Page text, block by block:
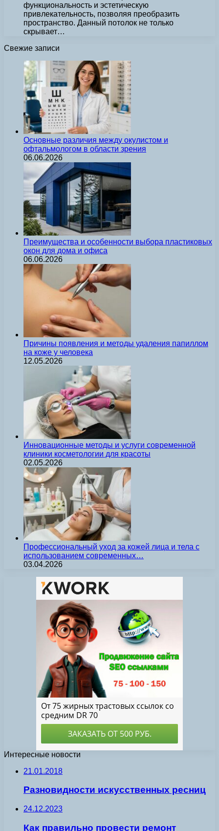
функциональность и эстетическую
привлекательность, позволяя преобразить
пространство. Данный потолок не только
скрывает…
Свежие записи
Основные различия между окулистом и
офтальмологом в области зрения
06.06.2026
Преимущества и особенности выбора пластиковых
окон для дома и офиса
06.06.2026
Причины появления и методы удаления папиллом
на коже у человека
12.05.2026
Инновационные методы и услуги современной
клиники косметологии для красоты
02.05.2026
Профессиональный уход за кожей лица и тела с
использованием современных…
03.04.2026
Интересные новости
21.01.2018
Разновидности искусственных ресниц
24.12.2023
Как правильно провести ремонт